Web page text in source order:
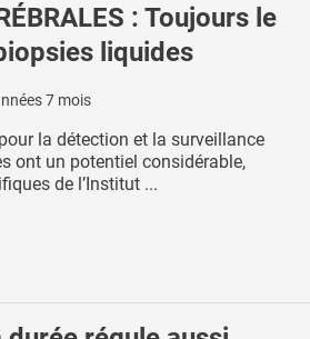
: Toujours le
liquides
7 mois
la détection et la surveillance
ont un potentiel considérable,
de l’Institut ...